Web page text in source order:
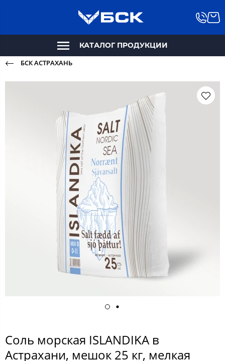
КАТАЛОГ ПРОДУКЦИИ
БСК АСТРАХАНЬ
Соль морская ISLANDIKA в
Астрахани, мешок 25 кг, мелкая